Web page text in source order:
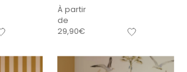
À partir
de
29,90€